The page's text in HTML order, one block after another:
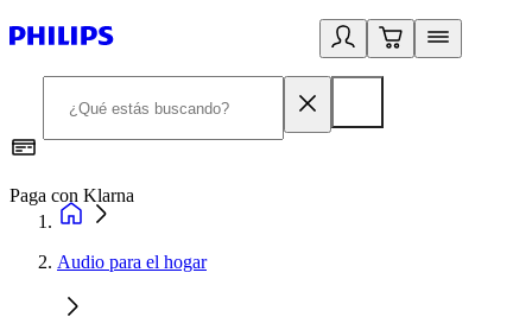
Paga con Klarna
Audio para el hogar